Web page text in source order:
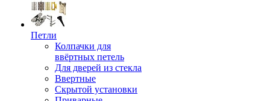
Петли
Колпачки для
ввёртных петель
Для дверей из стекла
Ввертные
Скрытой установки